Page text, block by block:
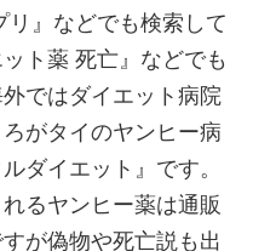
リ』などでも検索して
ト薬 死亡』などでも
ではダイエット病院
がタイのヤンヒー病
ダイエット』です。
るヤンヒー薬は通販
が偽物や死亡説も出